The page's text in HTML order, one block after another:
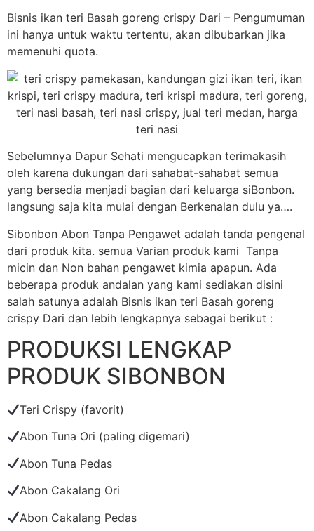
Bisnis ikan teri Basah goreng crispy Dari – Pengumuman
ini hanya untuk waktu tertentu, akan dibubarkan jika
memenuhi quota.
Sebelumnya Dapur Sehati mengucapkan terimakasih
oleh karena dukungan dari sahabat-sahabat semua
yang bersedia menjadi bagian dari keluarga siBonbon.
langsung saja kita mulai dengan Berkenalan dulu ya….
Sibonbon Abon Tanpa Pengawet adalah tanda pengenal
dari produk kita. semua Varian produk kami Tanpa
micin dan Non bahan pengawet kimia apapun. Ada
beberapa produk andalan yang kami sediakan disini
salah satunya adalah Bisnis ikan teri Basah goreng
crispy Dari dan lebih lengkapnya sebagai berikut :
PRODUKSI LENGKAP
PRODUK SIBONBON
Teri Crispy (favorit)
Abon Tuna Ori (paling digemari)
Abon Tuna Pedas
Abon Cakalang Ori
Abon Cakalang Pedas